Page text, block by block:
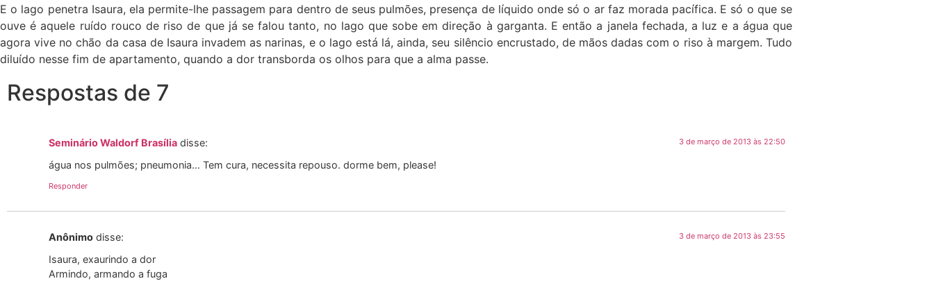
E o lago penetra Isaura, ela permite-lhe passagem para dentro de seus pulmões, presença de líquido onde só o ar faz morada pacífica. E só o que se
ouve é aquele ruído rouco de riso de que já se falou tanto, no lago que sobe em direção à garganta. E então a janela fechada, a luz e a água que
agora vive no chão da casa de Isaura invadem as narinas, e o lago está lá, ainda, seu silêncio encrustado, de mãos dadas com o riso à margem. Tudo
diluído nesse fim de apartamento, quando a dor transborda os olhos para que a alma passe.
Respostas de 7
Seminário Waldorf Brasília disse: 3 de março de 2013 às 22:50
água nos pulmões; pneumonia… Tem cura, necessita repouso. dorme bem, please!
Responder
Anônimo disse: 3 de março de 2013 às 23:55
Isaura, exaurindo a dor
Armindo, armando a fuga